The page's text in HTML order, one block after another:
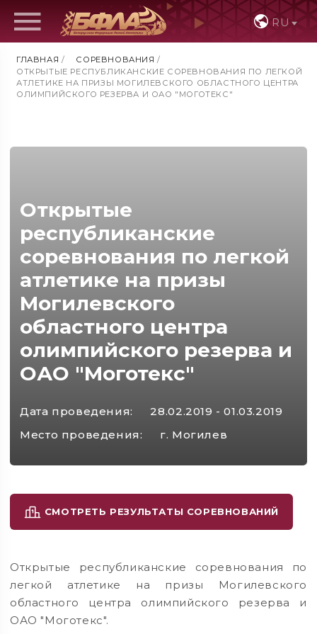
RU
ГЛАВНАЯ / СОРЕВНОВАНИЯ /
ОТКРЫТЫЕ РЕСПУБЛИКАНСКИЕ СОРЕВНОВАНИЯ ПО ЛЕГКОЙ
АТЛЕТИКЕ НА ПРИЗЫ МОГИЛЕВСКОГО ОБЛАСТНОГО ЦЕНТРА
ОЛИМПИЙСКОГО РЕЗЕРВА И ОАО "МОГОТЕКС"
Открытые
республиканские
соревнования по легкой
атлетике на призы
Могилевского
областного центра
олимпийского резерва и
ОАО "Моготекс"
Дата проведения:
28.02.2019 - 01.03.2019
Место проведения:
г. Могилев
СМОТРЕТЬ РЕЗУЛЬТАТЫ СОРЕВНОВАНИЙ
Открытые республиканские соревнования по
легкой атлетике на призы Могилевского
областного центра олимпийского резерва и
ОАО "Моготекс".